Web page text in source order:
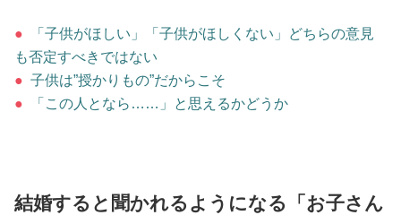
性と愛
ゲーム
●
「子供がほしい」「子供がほしくない」どちらの意見
も否定すべきではない
● 子供は”授かりもの”だからこそ
●
「この人となら……」と思えるかどうか
結婚すると聞かれるようになる「お子さん